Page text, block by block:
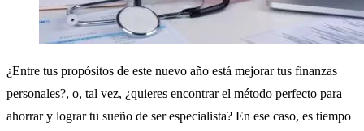
¿Entre tus propósitos de este nuevo año está mejorar tus finanzas
personales?, o, tal vez, ¿quieres encontrar el método perfecto para
ahorrar y lograr tu sueño de ser especialista? En ese caso, es tiempo